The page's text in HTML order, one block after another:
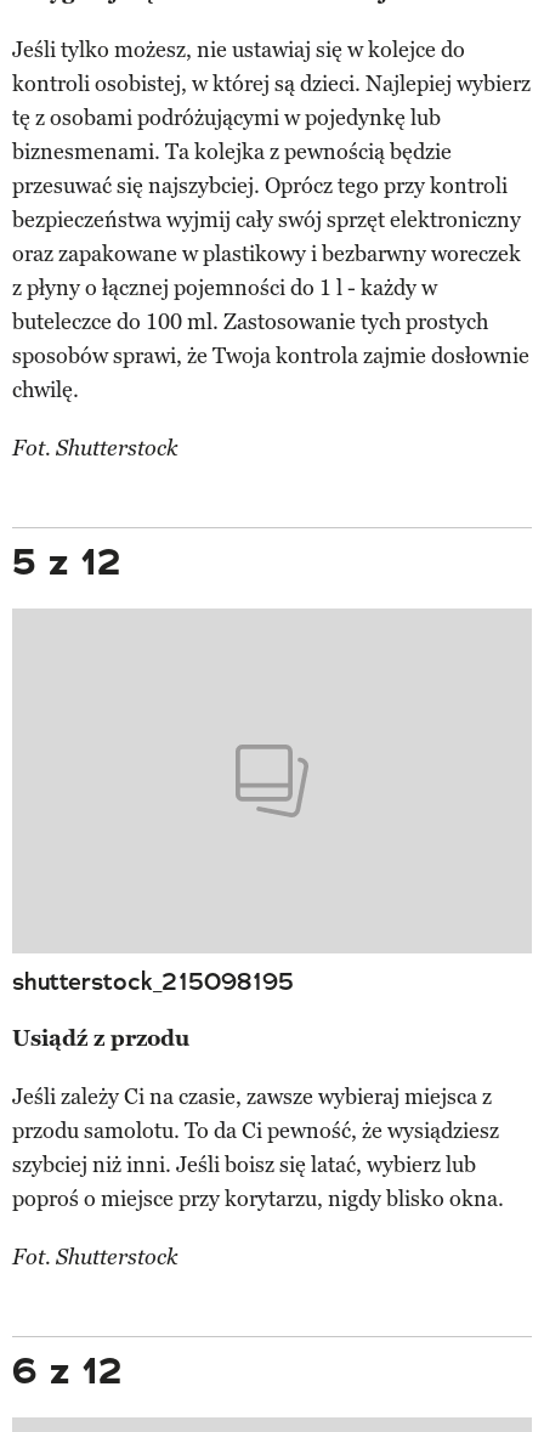
Jeśli tylko możesz, nie ustawiaj się w kolejce do
kontroli osobistej, w której są dzieci. Najlepiej wybierz
tę z osobami podróżującymi w pojedynkę lub
biznesmenami. Ta kolejka z pewnością będzie
przesuwać się najszybciej. Oprócz tego przy kontroli
bezpieczeństwa wyjmij cały swój sprzęt elektroniczny
oraz zapakowane w plastikowy i bezbarwny woreczek
z płyny o łącznej pojemności do 1 l - każdy w
buteleczce do 100 ml. Zastosowanie tych prostych
sposobów sprawi, że Twoja kontrola zajmie dosłownie
chwilę.
Fot. Shutterstock
5 z 12
shutterstock_215098195
Usiądź z przodu
Jeśli zależy Ci na czasie, zawsze wybieraj miejsca z
przodu samolotu. To da Ci pewność, że wysiądziesz
szybciej niż inni. Jeśli boisz się latać, wybierz lub
poproś o miejsce przy korytarzu, nigdy blisko okna.
Fot. Shutterstock
6 z 12